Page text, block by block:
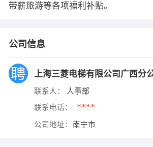
带薪旅游等各项福利补贴。
公司信息
上海三菱电梯有限公司广西分
联系人： 人事部
联系电话： ****
公司地址： 南宁市